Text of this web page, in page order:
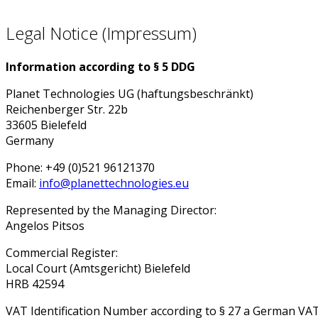
Legal Notice (Impressum)
Information according to § 5 DDG
Planet Technologies UG (haftungsbeschränkt)
Reichenberger Str. 22b
33605 Bielefeld
Germany
Phone: +49 (0)521 96121370
Email: info@planettechnologies.eu
Represented by the Managing Director:
Angelos Pitsos
Commercial Register:
Local Court (Amtsgericht) Bielefeld
HRB 42594
VAT Identification Number according to § 27 a German